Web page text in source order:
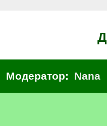
Модератор: Nana